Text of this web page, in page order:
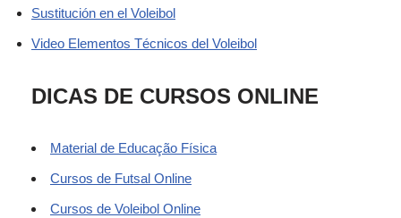
Sustitución en el Voleibol
Video Elementos Técnicos del Voleibol
DICAS DE CURSOS ONLINE
Material de Educação Física
Cursos de Futsal Online
Cursos de Voleibol Online